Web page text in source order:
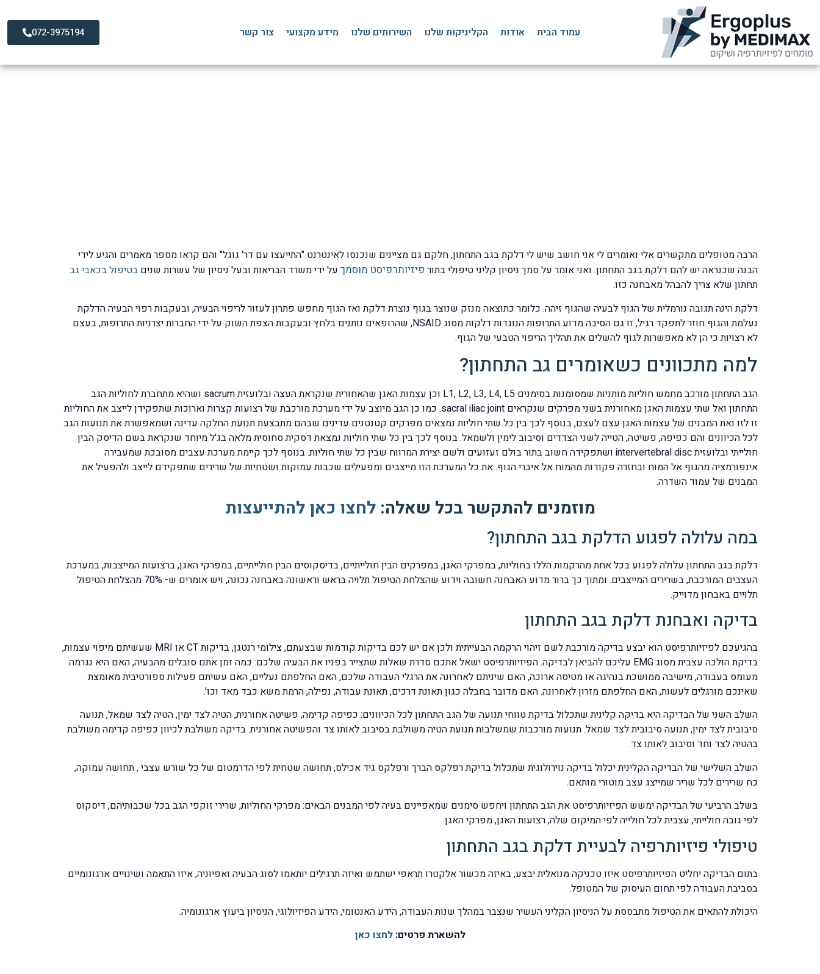
עמוד הבית אודות הקליניקות שלנו השירותים שלנו מידע מקצועי צור קשר 072-3975194
הרבה מטופלים מתקשרים אלי ואומרים לי אני חושב שיש לי דלקת בגב התחתון, חלקם גם מציינים שנכנסו לאינטרנט "התייעצו עם דר' גוגל" והם קראו מספר מאמרים והגיע לידי
הבנה שכנראה יש להם דלקת בגב התחתון. ואני אומר על סמך ניסיון קליני טיפולי בתור פיזיותרפיסט מוסמך על ידי משרד הבריאות ובעל ניסיון של עשרות שנים בטיפול בכאבי גב
תחתון שלא צריך להבהל מאבחנה כזו.
דלקת הינה תגובה נורמלית של הגוף לבעיה שהגוף זיהה. כלומר כתוצאה מנזק שנוצר בגוף נוצרת דלקת ואז הגוף מחפש פתרון לעזור לריפוי הבעיה, ובעקבות רפוי הבעיה הדלקת
נעלמת והגוף חוזר לתפקד רגיל, זו גם הסיבה מדוע התרופות הנוגדות דלקות מסוג NSAID, שהרופאים נותנים בלחץ ובעקבות הצפת השוק על ידי החברות יצרניות התרופות, בעצם
לא רצויות כי הן לא מאפשרות לגוף להשלים את תהליך הריפוי הטבעי של הגוף.
למה מתכוונים כשאומרים גב התחתון?
הגב התחתון מורכב מחמש חוליות מותניות שמסומנות בסימנים L1, L2, L3, L4, L5 וכן עצמות האגן שהאחורית שנקראת העצה ובלועזית sacrum ושהיא מתחברת לחוליות הגב
התחתון ואל שתי עצמות האגן מאחורנית בשני מפרקים שנקראים sacral iliac joint. כמו כן הגב מיוצב על ידי מערכת מורכבת של רצועות קצרות וארוכות שתפקידן לייצב את החוליות
זו לזו ואת המבנים של עצמות האגן עצם לעצם, בנוסף לכך בין כל שתי חוליות נמצאים מפרקים קטנטנים עדינים שבהם מתבצעת תנועת החלקה עדינה ושמאפשרת את תנועות הגב
לכל הכיוונים והם כפיפה, פשיטה, הטייה לשני הצדדים וסיבוב לימין ולשמאל. בנוסף לכך בין כל שתי חוליות נמצאת דסקית סחוסית מלאה בג'ל מיוחד שנקראת בשם הדיסק הבין
חולייתי ובלועזית intervertebral disc ושתפקידה חשוב בתור בולם זעזועים ולשם יצירת המרווח שבין כל שתי חוליות. בנוסף לכך קיימת מערכת עצבים מסובכת שמעבירה
אינפורמציה מהגוף אל המוח ובחזרה פקודות מהמוח אל איברי הגוף. את כל המערכת הזו מייצבים ומפעילים שכבות עמוקות ושטחיות של שרירים שתפקידם לייצב ולהפעיל את
המבנים של עמוד השדרה.
מוזמנים להתקשר בכל שאלה:לחצו כאן להתייעצות
במה עלולה לפגוע הדלקת בגב התחתון?
דלקת בגב התחתון עלולה לפגוע בכל אחת מהרקמות הללו בחוליות, במפרקי האגן, במפרקים הבין חולייתיים, בדיסקוסים הבין חולייתיים, במפרקי האגן, ברצועות המייצבות, במערכת
העצבים המורכבת, בשרירים המייצבים. ומתוך כך ברור מדוע האבחנה חשובה וידוע שהצלחת הטיפול תלויה בראש וראשונה באבחנה נכונה, ויש אומרים ש- 70% מהצלחת הטיפול
תלויים באבחון מדוייק.
בדיקה ואבחנת דלקת בגב התחתון
בהגיעכם לפיזיותרפיסט הוא יבצע בדיקה מורכבת לשם זיהוי הרקמה הבעייתית ולכן אם יש לכם בדיקות קודמות שבצעתם, צילומי רנטגן, בדיקות CT או MRI שעשיתם מיפוי עצמות,
בדיקת הולכה עצבית מסוג EMG עליכם להביאן לבדיקה. הפיזיותרפיסט ישאל אתכם סדרת שאלות שתצייר בפניו את הבעיה שלכם: כמה זמן אתם סובלים מהבעיה, האם היא נגרמה
מעומס בעבודה, מישיבה ממושכת בנהיגה או מטיסה ארוכה, האם שיניתם לאחרונה את הרגלי העבודה שלכם, האם החלפתם נעליים, האם עשיתם פעילות ספורטיבית מאומצת
שאינכם מורגלים לעשות, האם החלפתם מזרון לאחרונה. האם מדובר בחבלה כגון תאונת דרכים, תאונת עבודה, נפילה, הרמת משא כבד מאד וכו'.
השלב השני של הבדיקה היא בדיקה קלינית שתכלול בדיקת טווחי תנועה של הגב התחתון לכל הכיוונים: כפיפה קדימה, פשיטה אחורנית, הטיה לצד ימין, הטיה לצד שמאל, תנועה
סיבובית לצד ימין, תנועה סיבובית לצד שמאל. תנועות מורכבות שמשלבות תנועת הטיה משולבת בסיבוב לאותו צד והפשיטה אחורנית. בדיקה משולבת לכיוון כפיפה קדימה משולבת
בהטיה לצד וחד וסיבוב לאותו צד.
השלב השלישי של הבדיקה הקלינית יכלול בדיקה נוירולוגית שתכלול בדיקת רפלקס הברך ורפלקס גיד אכילס, תחושה שטחית לפי הדרמטום של כל שורש עצבי , תחושה עמוקה,
כח שרירים לכל שריר שמייצג עצב מוטורי מותאם.
בשלב הרביעי של הבדיקה ימשש הפיזיותרפיסט את הגב התחתון ויחפש סימנים שמאפיינים בעיה לפי המבנים הבאים: מפרקי החוליות, שרירי זוקפי הגב בכל שכבותיהם, דיסקוס
לפי גובה חולייתי, עצבית לכל חולייה לפי המיקום שלה, רצועות האגן, מפרקי האגן.
טיפולי פיזיותרפיה לבעיית דלקת בגב התחתון
בתום הבדיקה יחליט הפיזיותרפיסט איזו טכניקה מנואלית יבצע, באיזה מכשור אלקטרו תראפי ישתמש ואיזה תרגילים יותאמו לסוג הבעיה ואפיוניה, איזו התאמה ושינויים ארגונומיים
בסביבת העבודה לפי תחום העיסוק של המטופל.
היכולת להתאים את הטיפול מתבססת על הניסיון הקליני העשיר שנצבר במהלך שנות העבודה, הידע האנטומי, הידע הפיזיולוגי, הניסיון ביעוץ ארגונומיה.
להשארת פרטים:לחצו כאן